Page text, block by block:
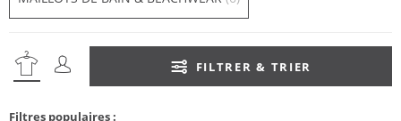
FILTRER & TRIER
Filtres populaires :